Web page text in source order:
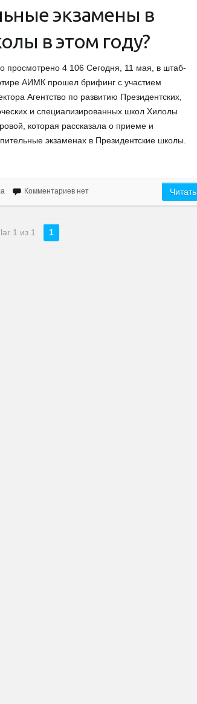
экзамены в
в этом году?
просмотрено 4 106 Сегодня, 11 мая, в штаб-
АИМК прошел брифинг с участием
Агентство по развитию Президентских,
и специализированных школ Хилолы
которая рассказала о приеме и
экзаменах в Президентские школы.
Комментариев нет Читать
1 из 1 1